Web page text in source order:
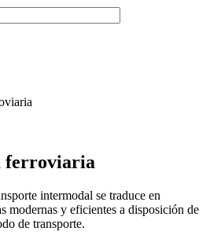
ferroviaria
intermodal se traduce en
modernas y eficientes a disposición de
de transporte.